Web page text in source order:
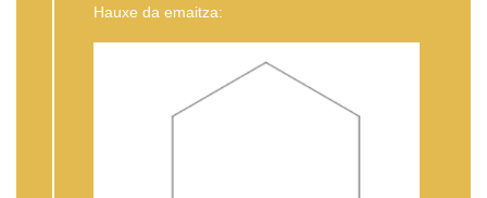
Hauxe da emaitza: